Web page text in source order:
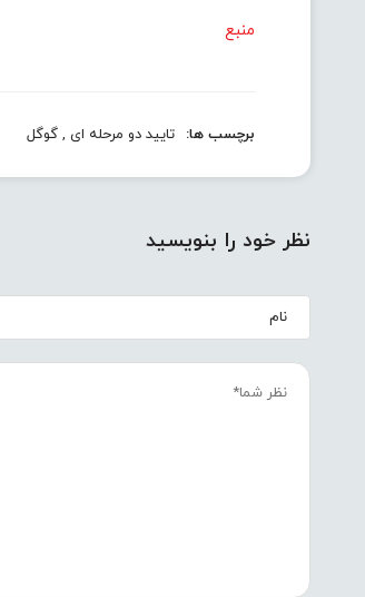
منبع
برچسب ها: تایید دو مرحله ای , گوگل
نظر خود را بنویسید